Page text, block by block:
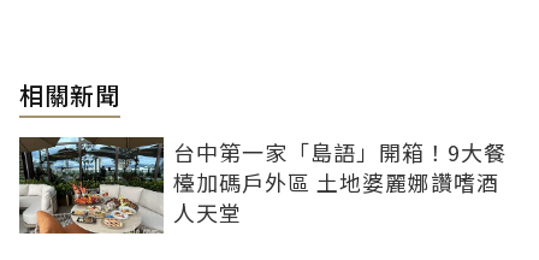
相關新聞
台中第一家「島語」開箱！9大餐
檯加碼戶外區 土地婆麗娜讚嗜酒
人天堂